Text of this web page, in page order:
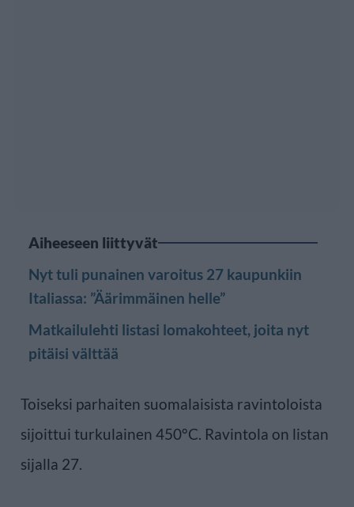
Aiheeseen liittyvät
Nyt tuli punainen varoitus 27 kaupunkiin
Italiassa: ”Äärimmäinen helle”
Matkailulehti listasi lomakohteet, joita nyt
pitäisi välttää
Toiseksi parhaiten suomalaisista ravintoloista
sijoittui turkulainen 450°C. Ravintola on listan
sijalla 27.